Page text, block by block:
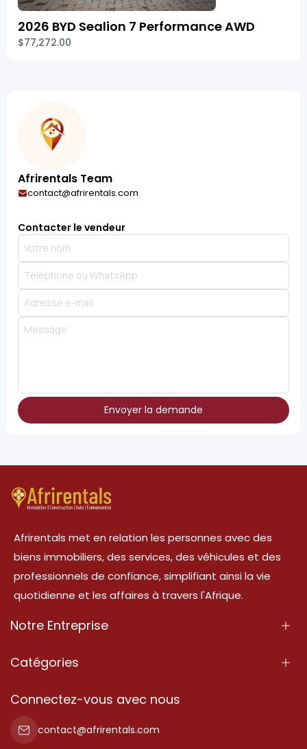
2026 BYD Sealion 7 Performance AWD
$77,272.00
Afrirentals Team
contact@afrirentals.com
Contacter le vendeur
Envoyer la demande
Afrirentals met en relation les personnes avec des
biens immobiliers, des services, des véhicules et des
professionnels de confiance, simplifiant ainsi la vie
quotidienne et les affaires à travers l'Afrique.
Notre Entreprise
À Propos
Conditions d'Utilisation
Catégories
Propriété
Propriété à vendre
Connectez-vous avec nous
contact@afrirentals.com